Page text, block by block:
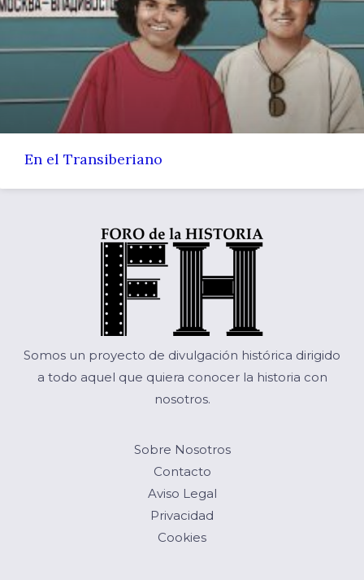
En el Transiberiano
Somos un proyecto de divulgación histórica dirigido
a todo aquel que quiera conocer la historia con
nosotros.
Sobre Nosotros
Contacto
Aviso Legal
Privacidad
Cookies